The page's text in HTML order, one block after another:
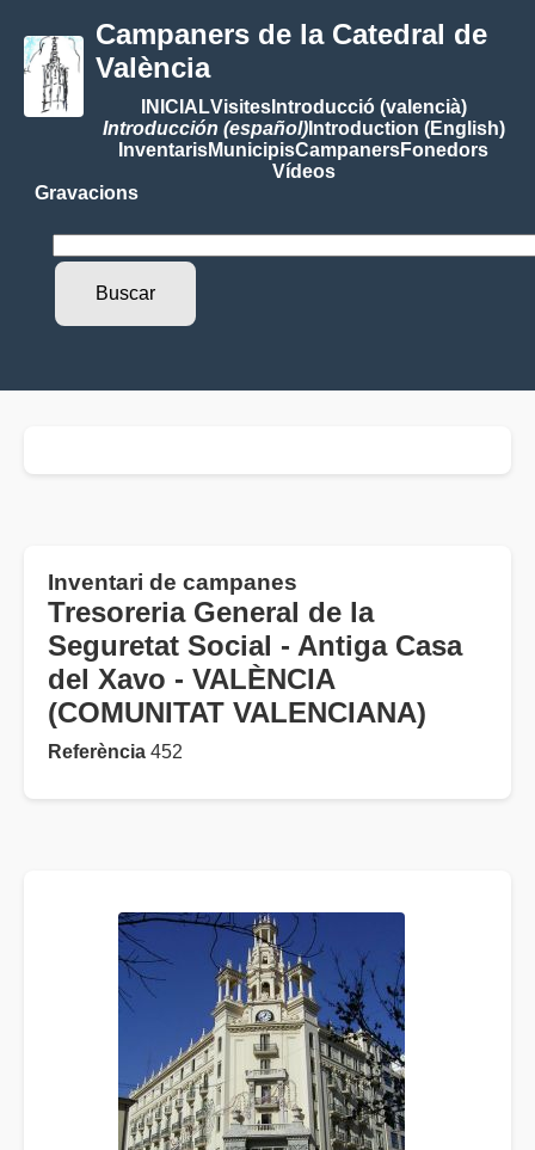
Campaners de la Catedral de
València
INICIALVisitesIntroducció (valencià)
Introducción (español)Introduction (English)
InventarisMunicipisCampanersFonedors
Vídeos
Gravacions
Inventari de campanes
Tresoreria General de la
Seguretat Social - Antiga Casa
del Xavo - VALÈNCIA
(COMUNITAT VALENCIANA)
Referència 452